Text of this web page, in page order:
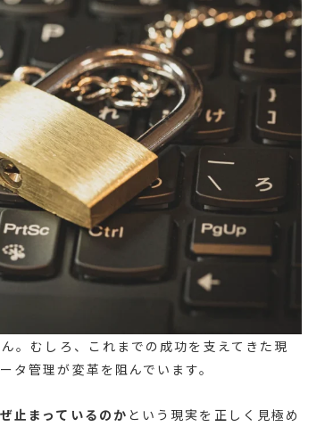
。むしろ、これまでの成功を支えてきた現
タ管理が変革を阻んでいます。
止まっているのか という現実を正しく見極め